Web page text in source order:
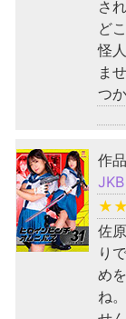
さ
ど
怪
ま
つ
作
★ ★
佐
り
め
ね